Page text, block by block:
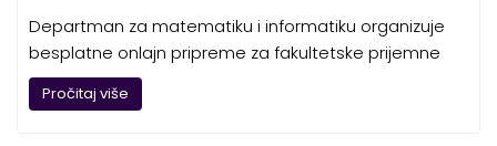
Departman za matematiku i informatiku organizuje
besplatne onlajn pripreme za fakultetske prijemne
Pročitaj više